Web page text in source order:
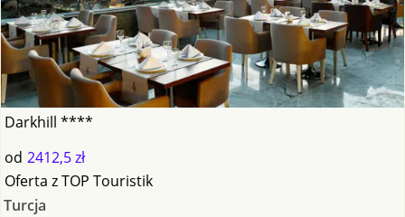
Darkhill ****
od 2412,5 zł
Oferta zTOP Touristik
Turcja